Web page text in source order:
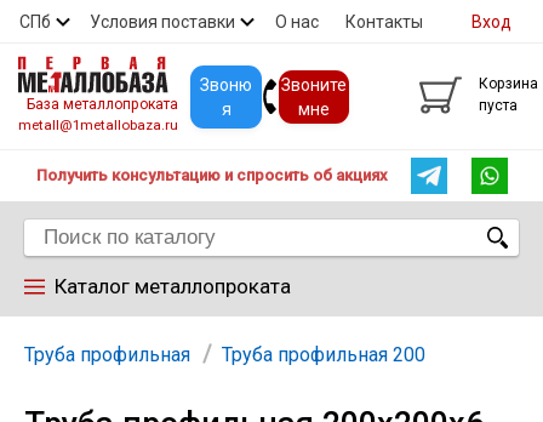
СПб Условия поставки О нас Контакты
Скидки Прайс Покупателям
Вход
База металлопроката
metall@1metallobaza.ru
Звоню
я
Звоните
мне
Корзина
пуста
Получить консультацию и спросить об акциях
Каталог металлопроката
Арматура
Труба профильная Труба профильная 200